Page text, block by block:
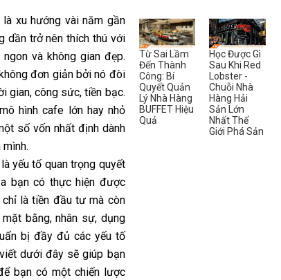
là xu hướng vài năm gần
dần trở nên thích thú với
và không gian đẹp.
đơn giản bởi nó đòi
gian, công sức, tiền bạc.
hình cafe lớn hay nhỏ
số vốn nhất định dành
là yếu tố quan trọng quyết
bạn có thực hiện được
là tiền đầu tư mà còn
bằng, nhân sự, dụng
bị đầy đủ các yếu tố
dưới đây sẽ giúp bạn
bạn có một chiến lược
Từ Sai Lầm
Đến Thành
Công: Bí
Quyết Quản
Lý Nhà Hàng
BUFFET Hiệu
Quả
Học Được Gì
Sau Khi Red
Lobster -
Chuỗi Nhà
Hàng Hải
Sản Lớn
Nhất Thế
Giới Phá Sản